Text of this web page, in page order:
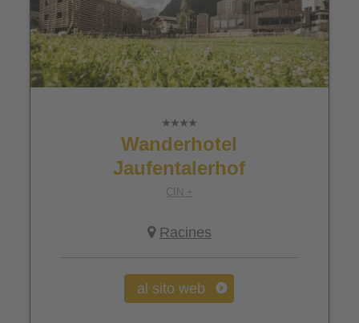
Wanderhotel
Jaufentalerhof
CIN +
Racines
al sito web